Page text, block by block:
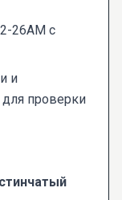
и
проверки